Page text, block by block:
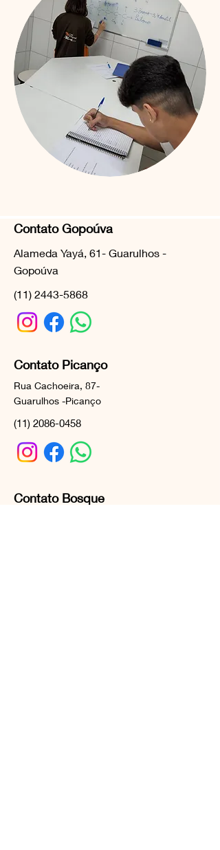
Contato Gopoúva
Alameda Yayá, 61- Guarulhos -
Gopoúva
(11) 2443-5868
Contato Picanço
Rua Cachoeira, 87-
Guarulhos -Picanço
(11) 2086-0458
Contato Bosque